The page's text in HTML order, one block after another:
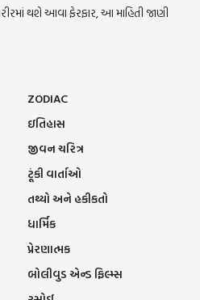
થશે આવા ફેરફાર, આ માહિતી જાણી
ZODIAC
ઇતિહાસ
જીવન ચરિત્ર
ટૂંકી વાર્તાઓ
તથ્યો અને હકીકતો
ધાર્મિક
પ્રેરણાત્મક
બોલીવુડ એન્ડ ફિલ્મ્સ